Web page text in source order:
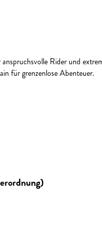
Rider und
für grenzenlose Abenteuer.